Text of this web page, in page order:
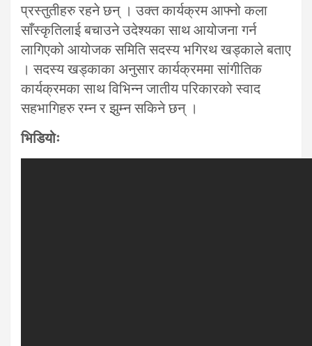
प्रस्तुतीहरु रहने छन् । उक्त कार्यक्रम आफ्नो कला
साँस्कृतिलाई बचाउने उदेश्यका साथ आयोजना गर्न
लागिएको आयोजक समिति सदस्य भगिरथ खड्काले बताए
। सदस्य खड्काका अनुसार कार्यक्रममा सांगीतिक
कार्यक्रमका साथ विभिन्न जातीय परिकारको स्वाद
सहभागिहरु रम्न र झुम्न सकिने छन् ।
भिडियोः